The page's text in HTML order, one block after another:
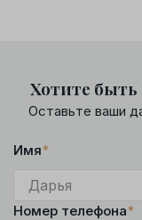
Хотите быть
Оставьте ваши
Имя*
Номер телефона*